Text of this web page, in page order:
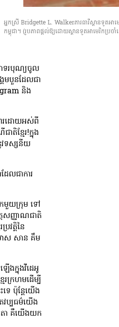
អ្នកស្រី Bridgette L. Walkerភារធារីស្ថានទូតអ
កម្ពុជា។ (រូបភាពផ្ដល់ឱ្យដោយស្ថានទូតអាមេរិកប្រចាំ
ាទរបុណ្យចូល
គមបួនដែលជា
និង
ពរដោយអស់ពី
តិខ្មែរ!ក្នុង
វទស្សនីយ
ែលជាការ
កមួយក្រុម ទៅ
តសញ្ញាណជាតិ
វត្តិនៃ
មាស សាន គឹម
ើងក្នុងវីដេអូ
រក្រហមដើម្បី
េ ប៉ុន្តែយើង
វប្បធម៌យើង
តោ គឺយើងយក